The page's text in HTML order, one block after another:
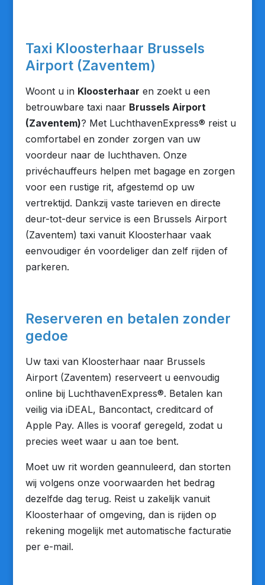
Taxi Kloosterhaar Brussels
Airport (Zaventem)
Woont u in Kloosterhaar en zoekt u een
betrouwbare taxi naar Brussels Airport
(Zaventem)? Met LuchthavenExpress® reist u
comfortabel en zonder zorgen van uw
voordeur naar de luchthaven. Onze
privéchauffeurs helpen met bagage en zorgen
voor een rustige rit, afgestemd op uw
vertrektijd. Dankzij vaste tarieven en directe
deur-tot-deur service is een Brussels Airport
(Zaventem) taxi vanuit Kloosterhaar vaak
eenvoudiger én voordeliger dan zelf rijden of
parkeren.
Reserveren en betalen zonder
gedoe
Uw taxi van Kloosterhaar naar Brussels
Airport (Zaventem) reserveert u eenvoudig
online bij LuchthavenExpress®. Betalen kan
veilig via iDEAL, Bancontact, creditcard of
Apple Pay. Alles is vooraf geregeld, zodat u
precies weet waar u aan toe bent.
Moet uw rit worden geannuleerd, dan storten
wij volgens onze voorwaarden het bedrag
dezelfde dag terug. Reist u zakelijk vanuit
Kloosterhaar of omgeving, dan is rijden op
rekening mogelijk met automatische facturatie
per e-mail.